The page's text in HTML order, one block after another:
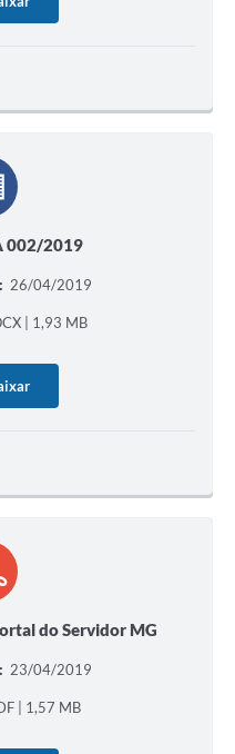
002/2019
26/04/2019
| 1,93 MB
do Servidor MG
23/04/2019
| 1,57 MB